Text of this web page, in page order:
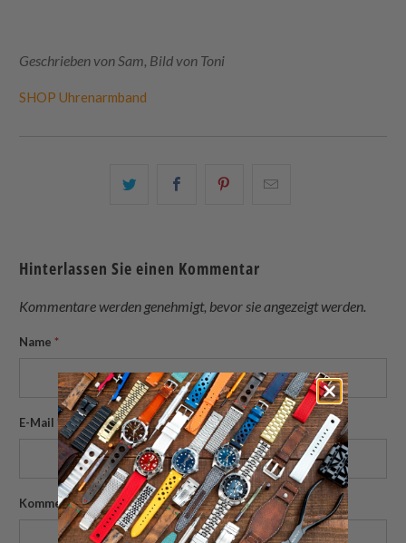
Geschrieben von Sam, Bild von Toni
SHOP Uhrenarmband
Teilen
Twitter
Teilen
Facebook
Teilen
Pinterest
Hinterlassen Sie einen Kommentar
Kommentare werden genehmigt, bevor sie angezeigt werden.
Name *
E-Mail *
Kommentar*